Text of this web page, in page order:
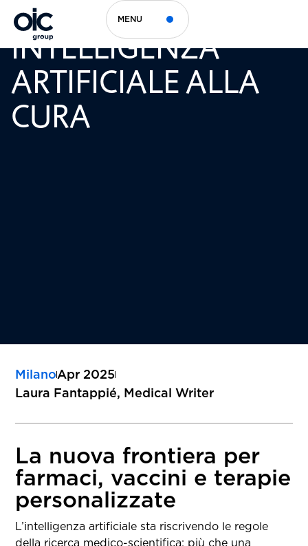
MENU
DALL’
INTELLIGENZA
ARTIFICIALE ALLA
CURA
MilanoApr 2025
Laura Fantappié, Medical Writer
La nuova frontiera per
farmaci, vaccini e terapie
personalizzate
L’intelligenza artificiale sta riscrivendo le regole
della ricerca medico-scientifica: più che una